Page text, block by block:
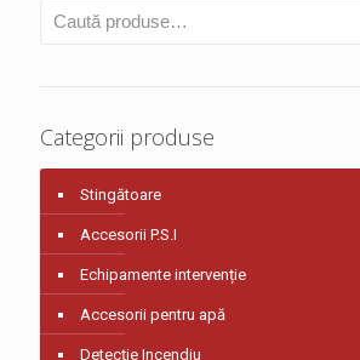
Categorii produse
Stingătoare
Accesorii P.S.I
Echipamente intervenție
Accesorii pentru apă
Detecție Incendiu